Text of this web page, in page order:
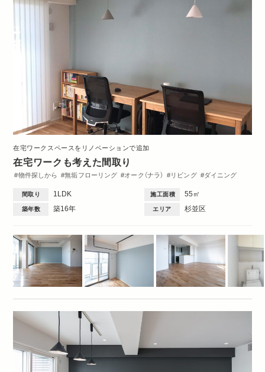
在宅ワークスペースをリノベーションで追加
在宅ワークも考えた間取り
物件探しから 無垢フローリング オーク（ナラ） リビング
ダイニング
Dinks
1DK・1LDK
間取り 1LDK 施工面積 55㎡
築年数 築16年 エリア 杉並区